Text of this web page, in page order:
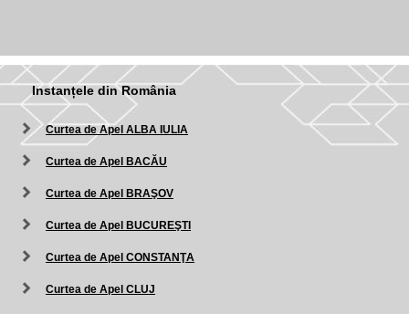
Instanțele din România
Curtea de Apel ALBA IULIA
Curtea de Apel BACĂU
Curtea de Apel BRAŞOV
Curtea de Apel BUCUREŞTI
Curtea de Apel CONSTANŢA
Curtea de Apel CLUJ